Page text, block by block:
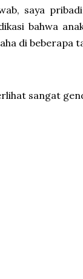
saya
bahwa
di beberapa
sangat